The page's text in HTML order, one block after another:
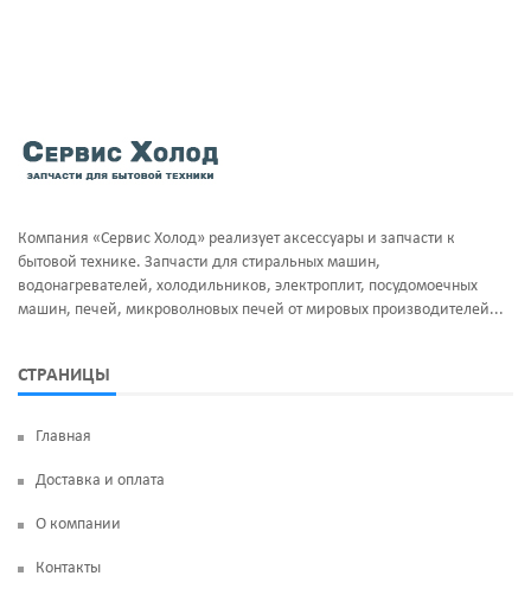
Компания «Сервис Холод» реализует аксессуары и запчасти к
бытовой технике. Запчасти для стиральных машин,
водонагревателей, холодильников, электроплит, посудомоечных
машин, печей, микроволновых печей от мировых производителей...
СТРАНИЦЫ
Главная
Доставка и оплата
О компании
Контакты